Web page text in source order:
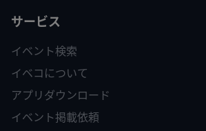
サービス
イベント検索
イベコについて
アプリダウンロード
イベント掲載依頼